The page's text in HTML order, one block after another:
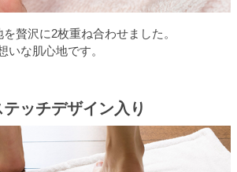
贅沢に2枚重ね合わせました。
いな肌心地です。
ッチデザイン入り